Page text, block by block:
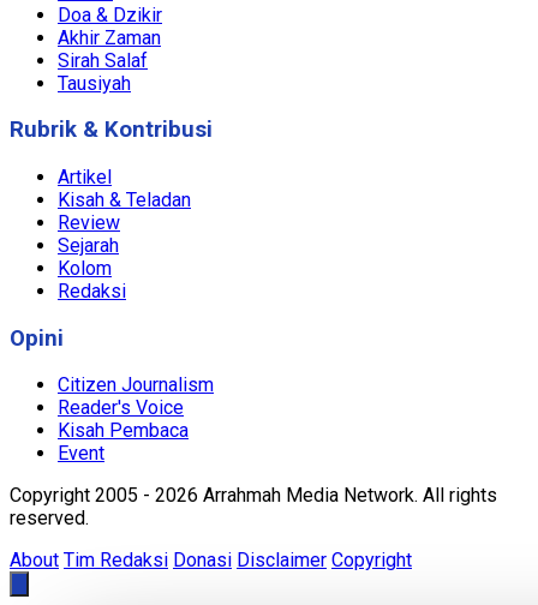
Doa & Dzikir
Akhir Zaman
Sirah Salaf
Tausiyah
Rubrik & Kontribusi
Artikel
Kisah & Teladan
Review
Sejarah
Kolom
Redaksi
Opini
Citizen Journalism
Reader's Voice
Kisah Pembaca
Event
Copyright 2005 - 2026 Arrahmah Media Network. All rights
reserved.
About Tim Redaksi Donasi Disclaimer Copyright